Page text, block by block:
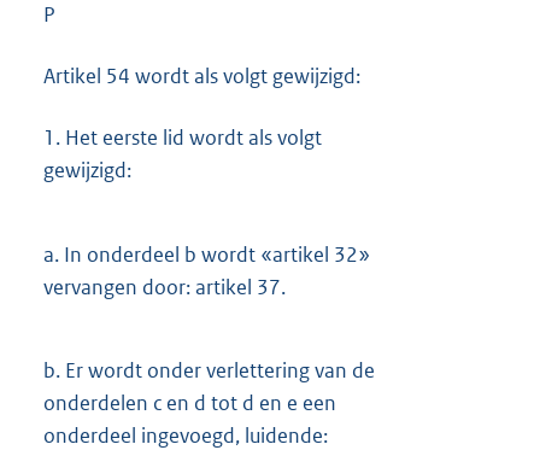
P
Artikel 54 wordt als volgt gewijzigd:
1. Het eerste lid wordt als volgt
gewijzigd:
a. In onderdeel b wordt «artikel 32»
vervangen door: artikel 37.
b. Er wordt onder verlettering van de
onderdelen c en d tot d en e een
onderdeel ingevoegd, luidende: